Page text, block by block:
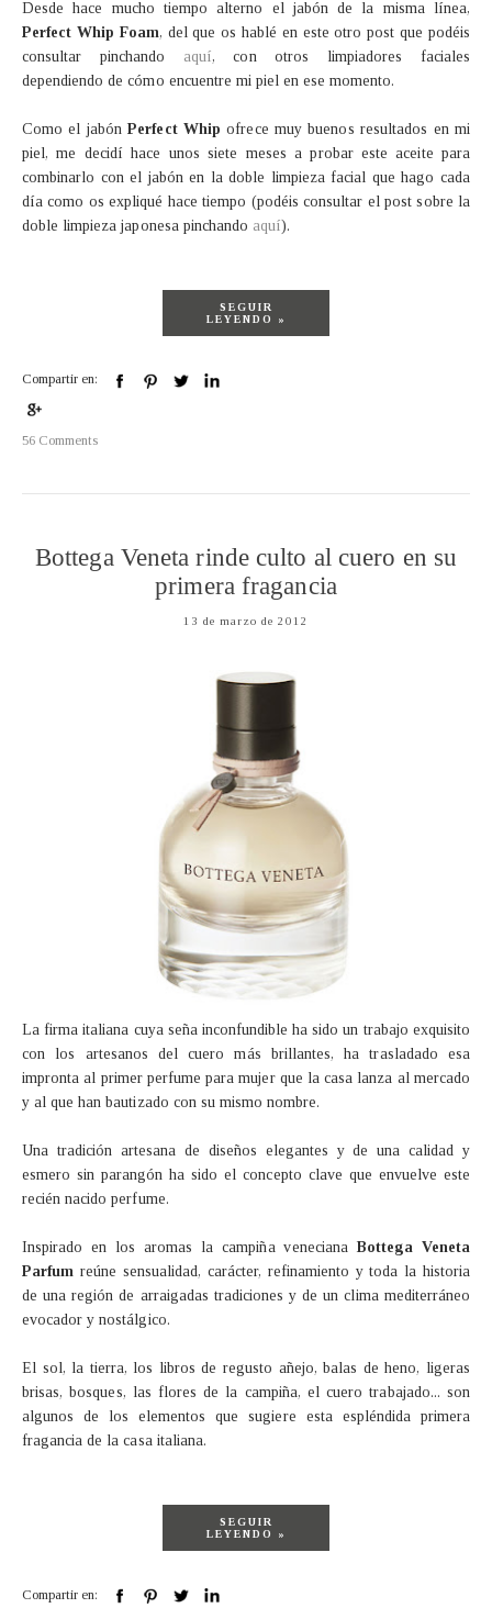
Desde hace mucho tiempo alterno el jabón de la misma línea,
Perfect Whip Foam, del que os hablé en este otro post que podéis
consultar pinchando aquí, con otros limpiadores faciales
dependiendo de cómo encuentre mi piel en ese momento.
Como el jabónPerfect Whip ofrece muy buenos resultados en mi
piel, me decidí hace unos siete meses a probar este aceite para
combinarlo con el jabón en la doble limpieza facial que hago cada
día como os expliqué hace tiempo (podéis consultar el post sobre la
doble limpieza japonesa pinchando aquí).
SEGUIR
LEYENDO »
Compartir en:
56 Comments
Bottega Veneta rinde culto al cuero en su
primera fragancia
13 de marzo de 2012
La firma italiana cuya seña inconfundible ha sido un trabajo exquisito
con los artesanos del cuero más brillantes, ha trasladado esa
impronta al primer perfume para mujer que la casa lanza al mercado
y al que han bautizado con su mismo nombre.
Una tradición artesana de diseños elegantes y de una calidad y
esmero sin parangón ha sido el concepto clave que envuelve este
recién nacido perfume.
Inspirado en los aromas la campiña veneciana Bottega Veneta
Parfum reúne sensualidad, carácter, refinamiento y toda la historia
de una región de arraigadas tradiciones y de un clima mediterráneo
evocador y nostálgico.
El sol, la tierra, los libros de regusto añejo, balas de heno, ligeras
brisas, bosques, las flores de la campiña, el cuero trabajado... son
algunos de los elementos que sugiere esta espléndida primera
fragancia de la casa italiana.
SEGUIR
LEYENDO »
Compartir en: